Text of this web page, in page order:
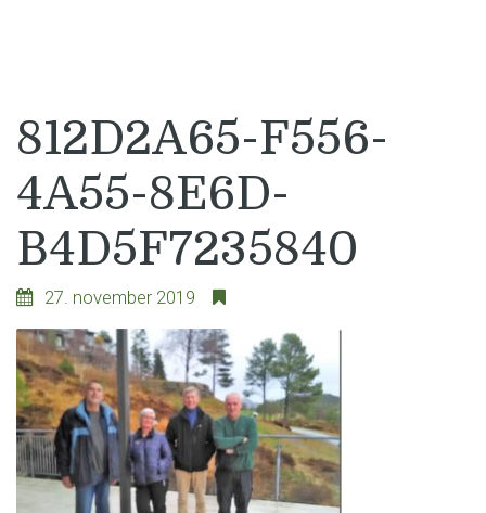
812D2A65-F556-
4A55-8E6D-
B4D5F7235840
27. november 2019